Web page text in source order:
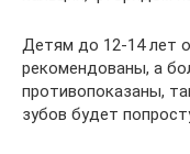
Детям до 12-14 лет
рекомендованы, а
противопоказаны,
зубов будет